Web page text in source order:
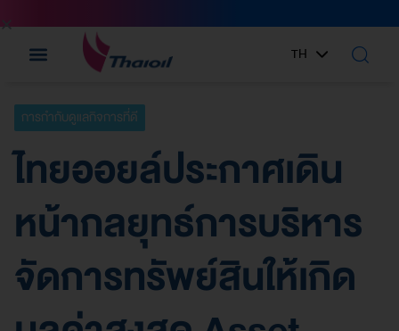
TH
EN
การกำกับดูแลกิจการที่ดี
ไทยออยล์ประกาศเดิน
หน้ากลยุทธ์การบริหาร
จัดการทรัพย์สินให้เกิด